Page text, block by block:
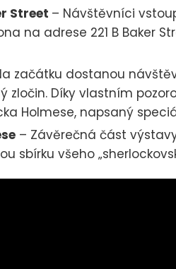
Street – Návštěvníci
na adrese 221 B Baker
začátku dostanou
zločin. Díky vlastním
Holmese, napsaný
– Závěrečná část
sbírku všeho